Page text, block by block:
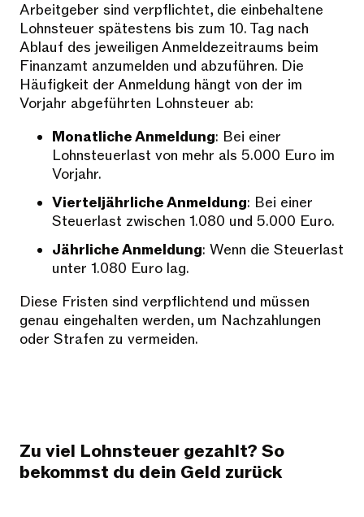
Arbeitgeber sind verpflichtet, die einbehaltene
Lohnsteuer spätestens bis zum 10. Tag nach
Ablauf des jeweiligen Anmeldezeitraums beim
Finanzamt anzumelden und abzuführen. Die
Häufigkeit der Anmeldung hängt von der im
Vorjahr abgeführten Lohnsteuer ab:
Monatliche Anmeldung: Bei einer
Lohnsteuerlast von mehr als 5.000 Euro im
Vorjahr.
Vierteljährliche Anmeldung: Bei einer
Steuerlast zwischen 1.080 und 5.000 Euro.
Jährliche Anmeldung: Wenn die Steuerlast
unter 1.080 Euro lag.
Diese Fristen sind verpflichtend und müssen
genau eingehalten werden, um Nachzahlungen
oder Strafen zu vermeiden.
Zu viel Lohnsteuer gezahlt? So
bekommst du dein Geld zurück